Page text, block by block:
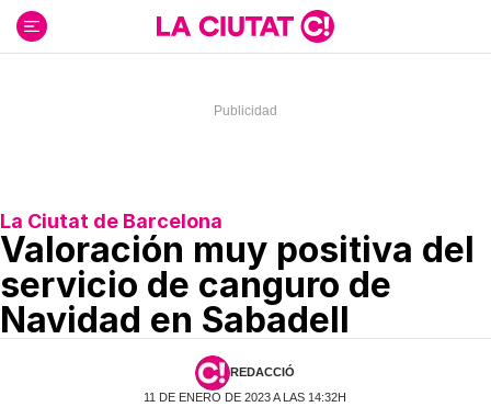
contenido
La Ciutat de Barcelona
Valoración muy positiva del
servicio de canguro de
Navidad en Sabadell
REDACCIÓ
11 DE ENERO DE 2023 A LAS 14:32H